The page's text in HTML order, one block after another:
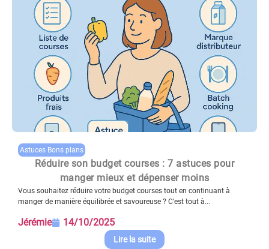
Astuces Bons plans
Réduire son budget courses : 7 astuces pour
manger mieux et dépenser moins
Vous souhaitez réduire votre budget courses tout en continuant à
manger de manière équilibrée et savoureuse ? C’est tout à...
Jérémie 14/10/2025
Lire la suite